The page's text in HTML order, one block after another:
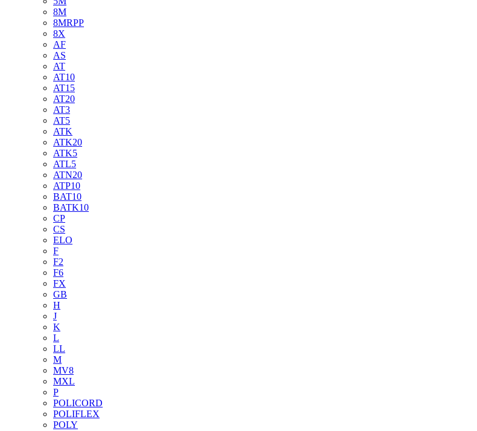
8M
8MRPP
8X
AF
AS
AT
AT10
AT15
AT20
AT3
AT5
ATK
ATK20
ATK5
ATL5
ATN20
ATP10
BAT10
BATK10
CP
CS
ELO
F
F2
F6
FX
GB
H
J
K
L
LL
M
MV8
MXL
P
POLICORD
POLIFLEX
POLY